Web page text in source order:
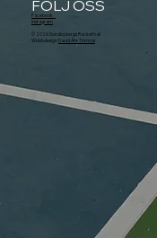
FÖLJ OSS
Facebook
Instagram
© 2026 Sundbybergs Rackethall
Webbdesign David Åhr Törnros